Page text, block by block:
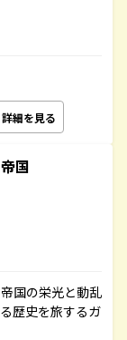
詳細を見る
国
国の栄光と動乱
歴史を旅するガ